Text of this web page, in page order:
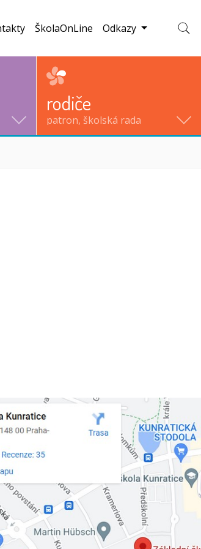
rodiče
patron, školská rada
ŠkolaOnLine Odkazy